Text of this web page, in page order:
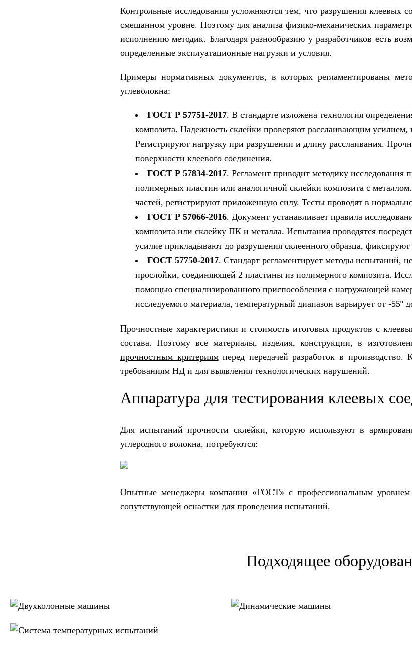
Контрольные исследования усложняются тем, что разрушения клеевых
смешанном уровне. Поэтому для анализа физико-механических
исполнению методик. Благодаря разнообразию у разработчиков есть
определенные эксплуатационные нагрузки и условия.
Примеры нормативных документов, в которых регламентированы
углеволокна:
ГОСТ Р 57751-2017. В стандарте изложена технология
композита. Надежность склейки проверяют расслаивающим
Регистрируют нагрузку при разрушении и длину расслаивания.
поверхности клеевого соединения.
ГОСТ Р 57834-2017. Регламент приводит методику исследования
полимерных пластин или аналогичной склейки композита с
частей, регистрируют приложенную силу. Тесты проводят в
ГОСТ Р 57066-2016. Документ устанавливает правила
композита или склейку ПК и металла. Испытания проводятся
усилие прикладывают до разрушения склеенного образца,
ГОСТ 57750-2017. Стандарт регламентирует методы испытаний,
прослойки, соединяющей 2 пластины из полимерного композита.
помощью специализированного приспособления с нагружающей
исследуемого материала, температурный диапазон варьирует от -55º
Прочностные характеристики и стоимость итоговых продуктов с
состава. Поэтому все материалы, изделия, конструкции, в
прочностным критериямперед передачей разработок в производство.
требованиям НД и для выявления технологических нарушений.
Аппаратура для тестирования клеевых
Для испытаний прочности склейки, которую используют в
углеродного волокна, потребуются:
Опытные менеджеры компании «ГОСТ» с профессиональным
сопутствующей оснастки для проведения испытаний.
Подходящее
машины